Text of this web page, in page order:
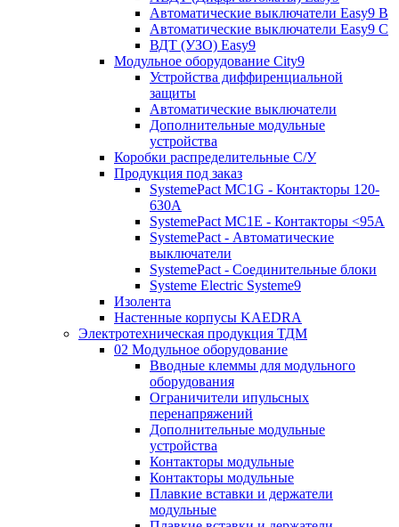
Автоматические выключатели Easy9 В
Автоматические выключатели Easy9 С
ВДТ (УЗО) Easy9
Модульное оборудование City9
Устройства диффиренциальной
защиты
Автоматические выключатели
Дополнительные модульные
устройства
Коробки распределительные C/У
Продукция под заказ
SystemePact MC1G - Контакторы 120-
630A
SystemePact MC1E - Контакторы <95A
SystemePact - Автоматические
выключатели
SystemePact - Соединительные блоки
Systeme Electric Systeme9
Изолента
Настенные корпусы KAEDRA
Электротехническая продукция ТДМ
02 Модульное оборудование
Вводные клеммы для модульного
оборудования
Ограничители ипульсных
перенапряжений
Дополнительные модульные
устройства
Контакторы модульные
Контакторы модульные
Плавкие вставки и держатели
модульные